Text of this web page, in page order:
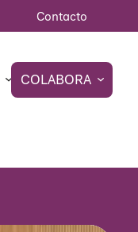
Contacto
COLABORA